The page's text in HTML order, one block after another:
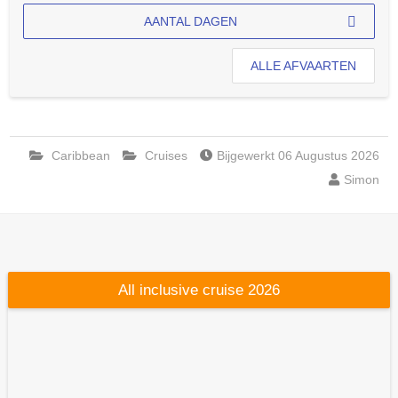
AANTAL DAGEN
ALLE AFVAARTEN
Caribbean Cruises
Bijgewerkt 06 Augustus 2026
Simon
All inclusive cruise 2026